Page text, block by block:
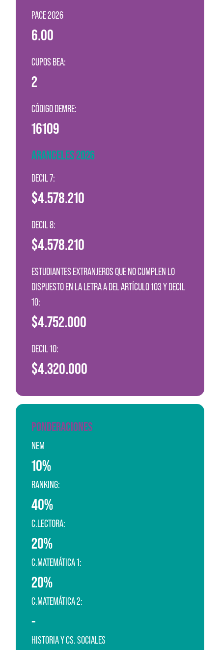
PACE 2026
6.00
CUPOS BEA:
2
CÓDIGO DEMRE:
16109
ARANCELES 2026
DECIL 7:
$4.578.210
DECIL 8:
$4.578.210
ESTUDIANTES EXTRANJEROS QUE NO CUMPLEN LO
DISPUESTO EN LA LETRA A DEL ARTÍCULO 103 Y DECIL
10:
$4.752.000
DECIL 10:
$4.320.000
PONDERACIONES
NEM
10%
RANKING:
40%
C.LECTORA:
20%
C.MATEMÁTICA 1:
20%
C.MATEMÁTICA 2:
-
HISTORIA Y CS. SOCIALES